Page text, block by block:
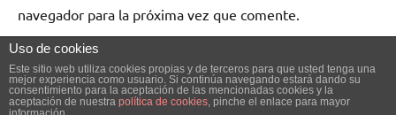
navegador para la próxima vez que comente.
Uso de cookies
Este sitio web utiliza cookies propias y de terceros para que usted tenga una
mejor experiencia como usuario. Si continúa navegando estará dando su
consentimiento para la aceptación de las mencionadas cookies y la
aceptación de nuestra política de cookies, pinche el enlace para mayor